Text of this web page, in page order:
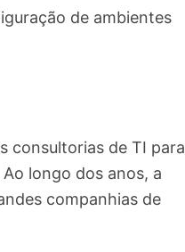
de ambientes
consultorias de TI para
longo dos anos, a
companhias de